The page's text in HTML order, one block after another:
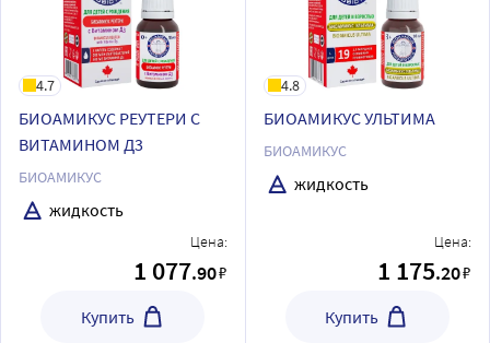
4.7
БИОАМИКУС РЕУТЕРИ С
ВИТАМИНОМ Д3
БИОАМИКУС
жидкость
Цена:
1 077.90₽
Купить
4.8
БИОАМИКУС УЛЬТИМА
БИОАМИКУС
жидкость
Цена:
1 175.20₽
Купить